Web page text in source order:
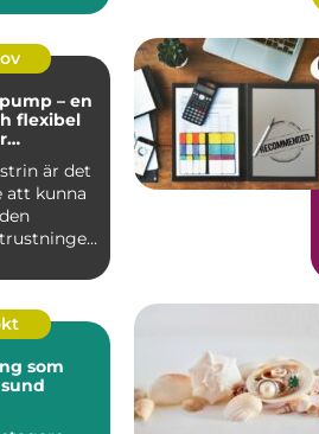
– en
flexibel
är det
att kunna
som